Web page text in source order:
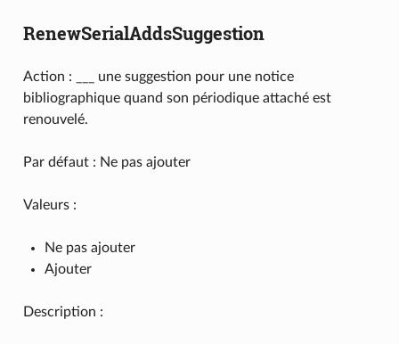
RenewSerialAddsSuggestion
Action : ___ une suggestion pour une notice
bibliographique quand son périodique attaché est
renouvelé.
Par défaut : Ne pas ajouter
Valeurs :
Ne pas ajouter
Ajouter
Description :